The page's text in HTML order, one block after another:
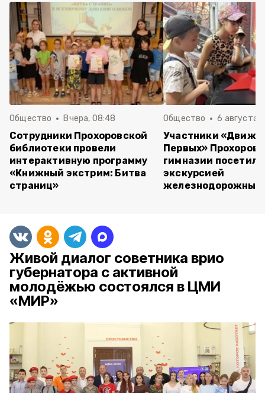
Общество Вчера, 08:48
Сотрудники Прохоровской
библиотеки провели
интерактивную программу
«Книжный экстрим: Битва
страниц»
Общество 6 августа ,
Участники
Первых»
гимназии
экскурсией
железнодорожный
Живой диалог советника врио
губернатора с активной
молодёжью состоялся в ЦМИ
«МИР»